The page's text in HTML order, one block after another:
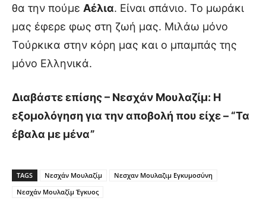
θα την πούμε Αέλια. Είναι σπάνιο. Το μωράκι
μας έφερε φως στη ζωή μας. Μιλάω μόνο
Τούρκικα στην κόρη μας και ο μπαμπάς της
μόνο Ελληνικά.
Διαβάστε επίσης – Νεσχάν Μουλαζίμ: Η
εξομολόγηση για την αποβολή που είχε – “Τα
έβαλα με μένα”
TAGS Νεσχάν Μουλαζίμ
Νεσχαν Μουλαζιμ Εγκυμοσύνη
Νεσχάν Μουλαζίμ Έγκυος